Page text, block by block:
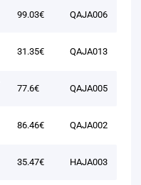
99.03€ QAJA006
31.35€ QAJA013
77.6€ QAJA005
86.46€ QAJA002
35.47€ HAJA003